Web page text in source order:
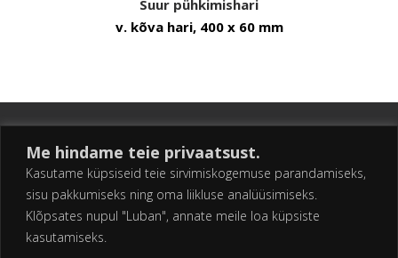
Me hindame teie privaatsust.
Kasutame küpsiseid teie sirvimiskogemuse parandamiseks,
sisu pakkumiseks ning oma liikluse analüüsimiseks.
Klõpsates nupul "Luban", annate meile loa küpsiste
kasutamiseks.
Suur pühkimishari
v. kõva hari, 400 x 60 mm